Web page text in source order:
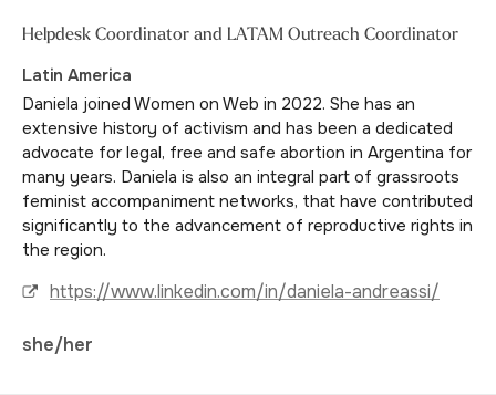
Helpdesk Coordinator and LATAM Outreach Coordinator
Latin America
Daniela joined Women on Web in 2022. She has an
extensive history of activism and has been a dedicated
advocate for legal, free and safe abortion in Argentina for
many years. Daniela is also an integral part of grassroots
feminist accompaniment networks, that have contributed
significantly to the advancement of reproductive rights in
the region.
https://www.linkedin.com/in/daniela-andreassi/
she/her